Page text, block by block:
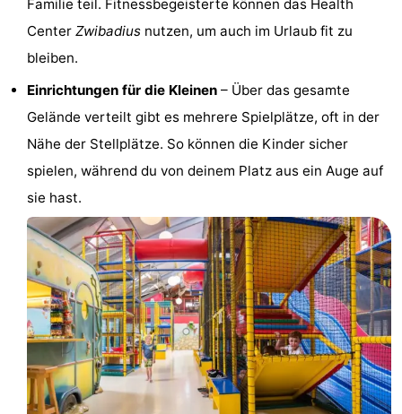
Route
Parken
Reisebuchshop
Medizin
Adressen
Region
Zeeland
Schouwen-
Duiveland
Renesse
Brouwershaven
Familie teil. Fitnessbegeisterte können das Health
Center Zwibadius nutzen, um auch im Urlaub fit zu
bleiben.
Einrichtungen für die Kleinen – Über das gesamte
Gelände verteilt gibt es mehrere Spielplätze, oft in der
Nähe der Stellplätze. So können die Kinder sicher
spielen, während du von deinem Platz aus ein Auge auf
sie hast.